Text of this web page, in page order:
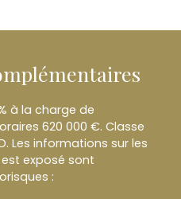
à la charge de
620 000 €. Classe
Les informations sur les
exposé sont
: